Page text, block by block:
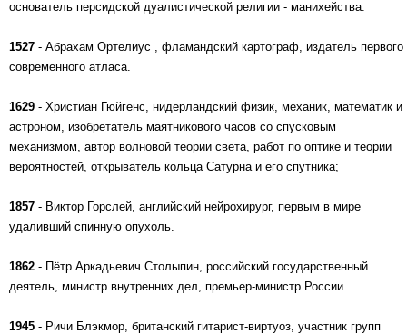
основатель персидской дуалистической религии - манихейства.
1527 - Абрахам Ортелиус , фламандский картограф, издатель первого
современного атласа.
1629 - Христиан Гюйгенс, нидерландский физик, механик, математик и
астроном, изобретатель маятникового часов со спусковым
механизмом, автор волновой теории света, работ по оптике и теории
вероятностей, открыватель кольца Сатурна и его спутника;
1857 - Виктор Горслей, английский нейрохирург, первым в мире
удаливший спинную опухоль.
1862 - Пётр Аркадьевич Столыпин, российский государственный
деятель, министр внутренних дел, премьер-министр России.
1945 - Ричи Блэкмор, британский гитарист-виртуоз, участник групп